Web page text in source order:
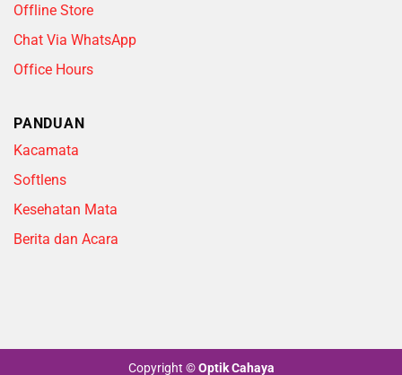
Offline Store
Chat Via WhatsApp
Office Hours
PANDUAN
Kacamata
Softlens
Kesehatan Mata
Berita dan Acara
Copyright ©Optik Cahaya